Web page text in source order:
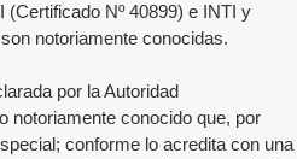
Nº 40899) e INTI y
notoriamente conocidas.
por la Autoridad
notoriamente conocido que, por
conforme lo acredita con una